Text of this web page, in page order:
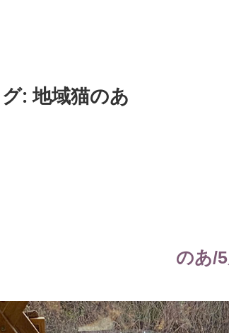
: 地域猫のあ
のあ/